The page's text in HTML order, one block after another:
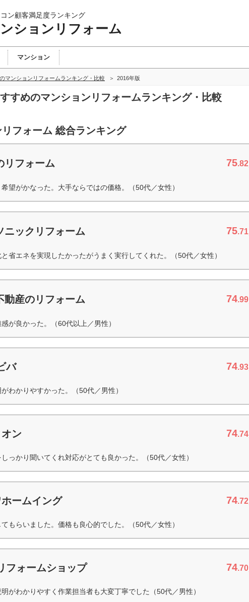
ン顧客満足度ランキング
ションリフォーム
マンション
マンションリフォームランキング・比較 2016年版
すすめのマンションリフォームランキング・比較
フォーム 総合ランキング
リフォーム 75.82
望がかなった。大手ならではの価格。（50代／女性）
ニックリフォーム 75.71
省エネを実現したかったがうまく実行してくれた。（50代／女性）
動産のリフォーム 74.99
が良かった。（60代以上／男性）
バ 74.93
わかりやすかった。（50代／男性）
ン 74.74
っかり聞いてくれ対応がとても良かった。（50代／女性）
ホームイング 74.72
もらいました。価格も良心的でした。（50代／女性）
フォームショップ 74.70
がわかりやすく作業担当者も大変丁寧でした（50代／男性）